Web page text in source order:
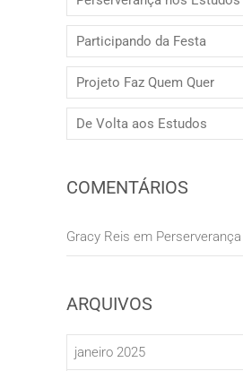
Participando da Festa
Projeto Faz Quem Quer
De Volta aos Estudos
COMENTÁRIOS
Gracy Reis em
ARQUIVOS
janeiro 2025